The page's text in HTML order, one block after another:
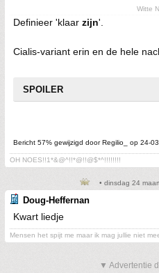
Witte
Definieer 'klaar zijn'.
Cialis-variant erin en de hele
SPOILER
Bericht 57% gewijzigd door Regilio_ op 24-
OH NOES!!1*&@^!!*@!!@$*^!!!!!!!!
• dinsdag 24
Doug-Heffernan
Kwart liedje
Mensen het spijt me maar ik mag jullie niet
▼ Advertentie